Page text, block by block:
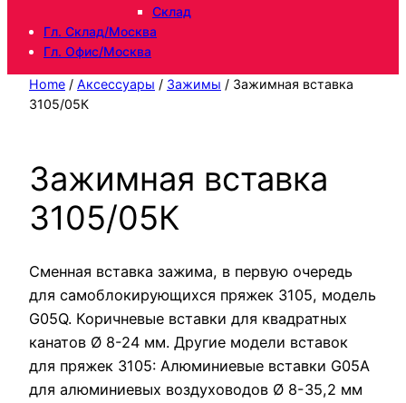
Склад
Гл. Склад/Москва
Гл. Офис/Москва
Home / Аксессуары / Зажимы / Зажимная вставка
3105/05К
Зажимная вставка
3105/05К
Сменная вставка зажима, в первую очередь
для самоблокирующихся пряжек 3105, модель
G05Q. Коричневые вставки для квадратных
канатов Ø 8-24 мм. Другие модели вставок
для пряжек 3105: Алюминиевые вставки G05A
для алюминиевых воздуховодов Ø 8-35,2 мм